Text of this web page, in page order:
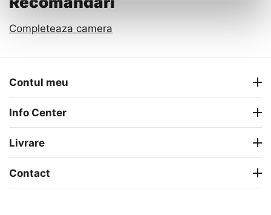
Completeaza camera
Contul meu
Info Center
Livrare
Contact